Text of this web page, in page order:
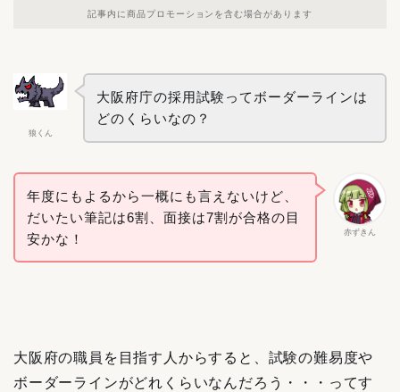
記事内に商品プロモーションを含む場合があります
狼くん
大阪府庁の採用試験ってボーダーラインは
どのくらいなの？
赤ずきん
年度にもよるから一概にも言えないけど、
だいたい筆記は6割、面接は7割が合格の目
安かな！
大阪府の職員を目指す人からすると、試験の難易度や
ボーダーラインがどれくらいなんだろう・・・ってす